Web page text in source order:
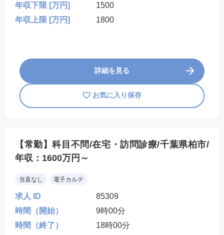
年収下限 [万円]
1500
年収上限 [万円]
1800
詳細を見る
お気に入り保存
【常勤】科目不問/在宅・訪問診療/千葉県柏市/
年収：1600万円～
当直なし 電子カルテ
求人 ID
85309
時間（開始）
9時00分
時間（終了）
18時00分